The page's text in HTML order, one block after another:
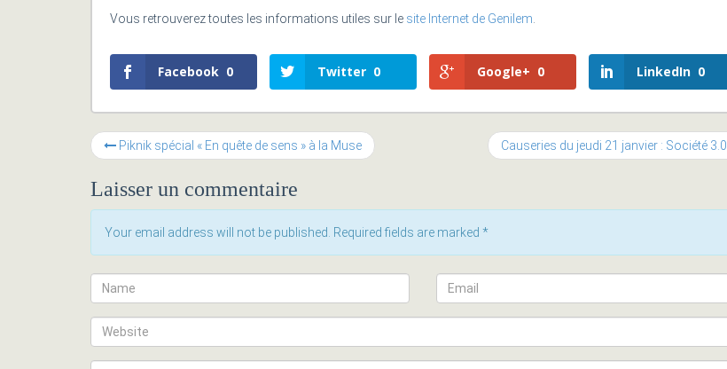
Vous retrouverez toutes les informations utiles sur le site Internet de Genilem
Facebook 0 Twitter 0 Google+ 0 LinkedIn 0
Piknik spécial « En quête de sens » à la Muse Causeries du jeudi 21 janvier : Société 3.0
Laisser un commentaire
Your email address will not be published. Required fields are marked *